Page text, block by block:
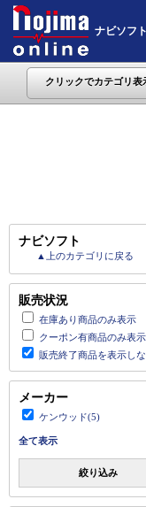
ナビソフ
クリックでカテゴリ表
ナビソフト
▲上のカテゴリに戻る
販売状況
在庫あり商品のみ表示
クーポン有商品のみ表示
販売終了商品を表示し
メーカー
ケンウッド(5)
全て表示
絞り込み